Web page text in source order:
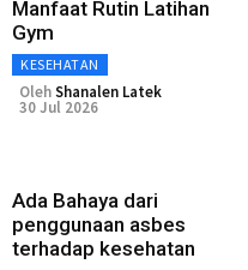
Manfaat Rutin Latihan
Gym
KESEHATAN
OlehShanalen Latek
30 Jul 2026
Ada Bahaya dari
penggunaan asbes
terhadap kesehatan